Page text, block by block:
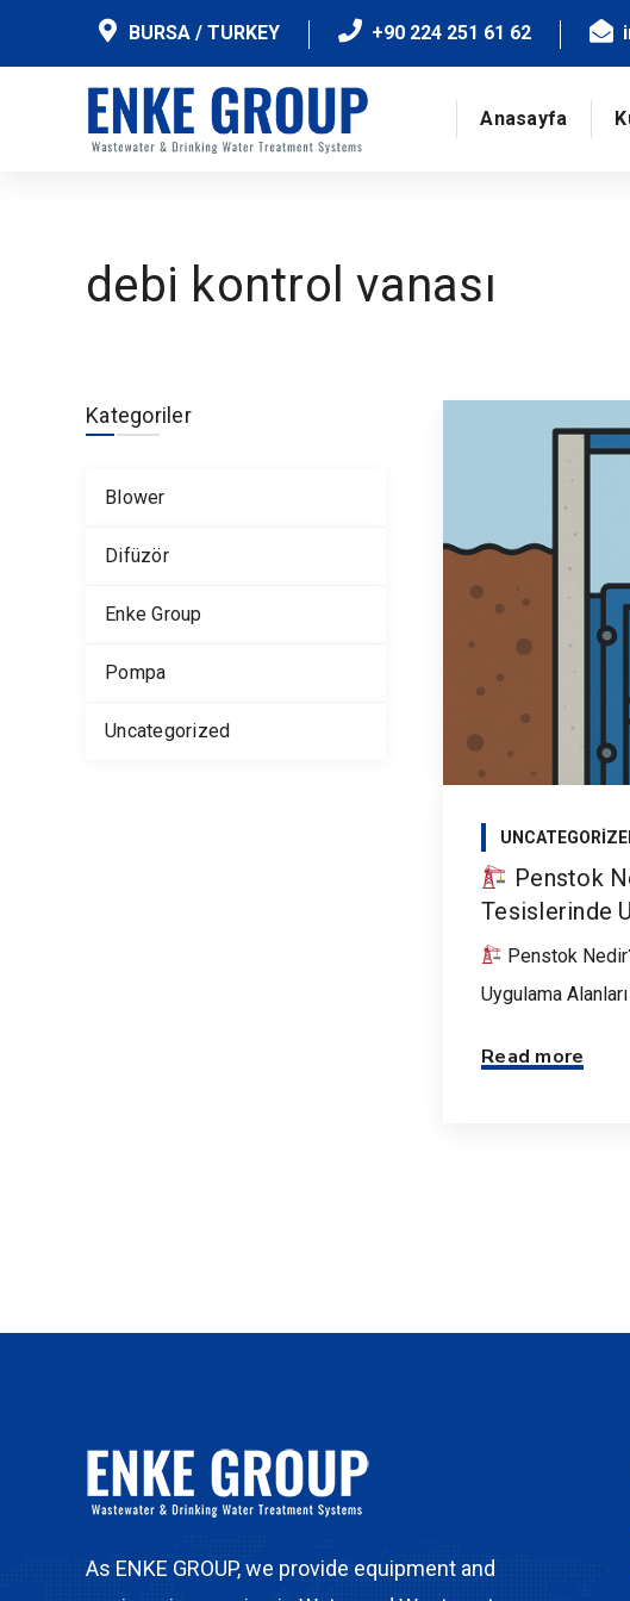
BURSA / TURKEY +90 224 251 61 62
Anasayfa
debi kontrol vanası
Kategoriler
Blower
Difüzör
Enke Group
Pompa
Uncategorized
Penstok
Tesislerinde
Penstok
Uygulama
Read more
As ENKE GROUP, we provide equipment and